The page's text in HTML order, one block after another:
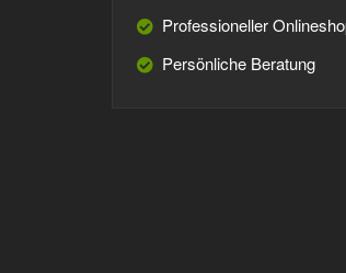
Professioneller
Persönliche Beratung